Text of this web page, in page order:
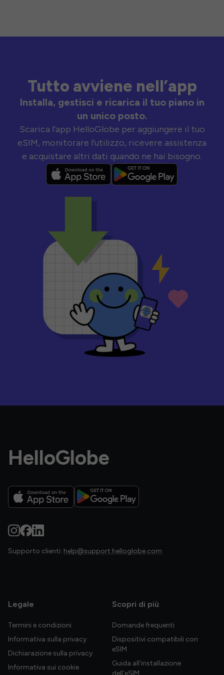
Tutto avviene nell’app
Installa, gestisci e ricarica il tuo piano in
un unico posto.
Scarica l’app HelloGlobe per aggiungere il tuo
eSIM, monitorare l’utilizzo, ricevere assistenza
e acquistare altri dati quando ne hai bisogno.
HelloGlobe
Supporto clienti: help@support.helloglobe.com
Legale
Termini e condizioni
Informativa sulla privacy
Dichiarazione sulla privacy
Informativa sui cookie
Scopri di più
Domande frequenti
Dispositivi compatibili con
eSIM
Guida all’installazione
dell’eSIM